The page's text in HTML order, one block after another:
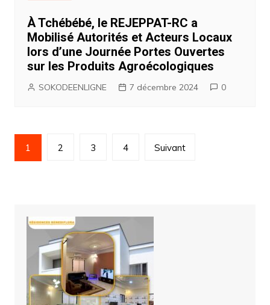
À Tchébébé, le REJEPPAT-RC a
Mobilisé Autorités et Acteurs Locaux
lors d’une Journée Portes Ouvertes
sur les Produits Agroécologiques
SOKODEENLIGNE 7 décembre 2024 0
Navigation
des
1 2 3 4 Suivant